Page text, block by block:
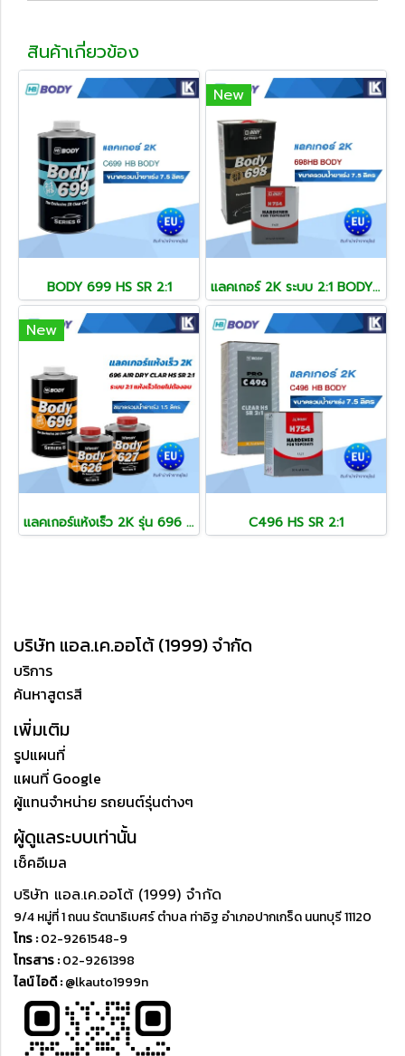
สินค้าเกี่ยวข้อง
BODY 699 HS SR 2:1
New
แลคเกอร์ 2K ระบบ 2:1 BODY 698 HS SR 2:1
New
แลคเกอร์แห้งเร็ว 2K รุ่น 696 AIR DRY CLAR HS SR ระบบ 2:1 C496 HS SR 2:1
บริษัท แอล.เค.ออโต้ (1999) จำกัด
บริการ
ค้นหาสูตรสี
เพิ่มเติม
รูปแผนที่
แผนที่ Google
ผู้แทนจำหน่าย รถยนต์รุ่นต่างๆ
ผู้ดูแลระบบเท่านั้น
เช็คอีเมล
บริษัท แอล.เค.ออโต้ (1999) จำกัด
9/4 หมู่ที่ 1 ถนน รัตนาธิเบศร์ ตำบล ท่าอิฐ อำเภอปากเกร็ด นนทบุรี 11120
โทร :02-9261548-9
โทรสาร :02-9261398
ไลน์ ไอดี :@lkauto1999n